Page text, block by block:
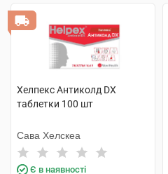
Хелпекс Антиколд DX
таблетки 100 шт
Сава Хелскеа
Є в наявності